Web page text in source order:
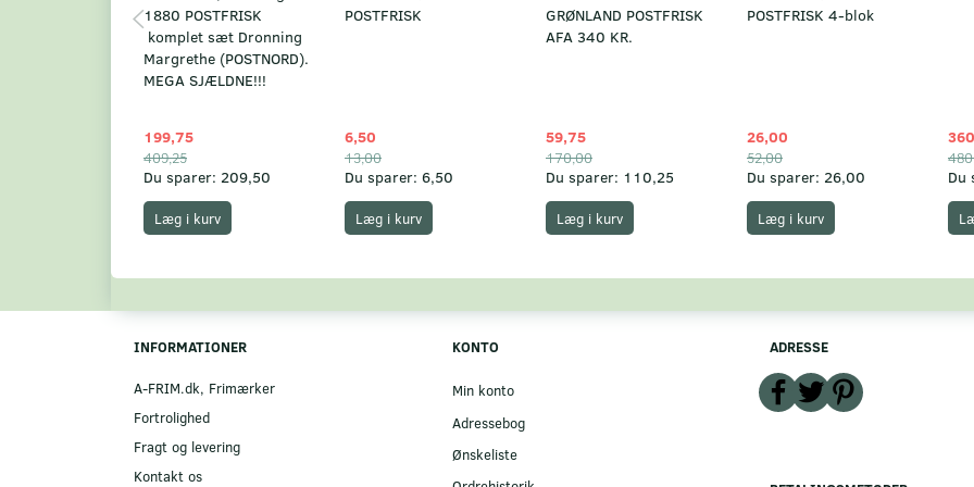
1880 POSTFRISK
komplet sæt Dronning
Margrethe (POSTNORD).
MEGA SJÆLDNE!!!
199,75
409,25
Du sparer: 209,50
Læg i kurv
POSTFRISK
6,50
13,00
Du sparer: 6,50
Læg i kurv
GRØNLAND POSTFRISK
AFA 340 KR.
59,75
170,00
Du sparer: 110,25
Læg i kurv
POSTFRISK 4-blok
26,00
52,00
Du sparer: 26,00
Læg i kurv
Du
INFORMATIONER
A-FRIM.dk, Frimærker
Fortrolighed
Fragt og levering
Kontakt os
KONTO
Min konto
Adressebog
Ønskeliste
ADRESSE